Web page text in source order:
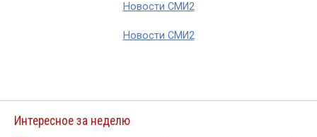
Новости СМИ2
Новости СМИ2
Интересное за неделю